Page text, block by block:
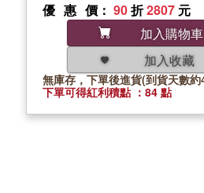
優惠價 ： 90折2807 元
加入購物車
加入收藏
無庫存，下單後進貨(到貨天數
下單可得紅利積點 ：84 點